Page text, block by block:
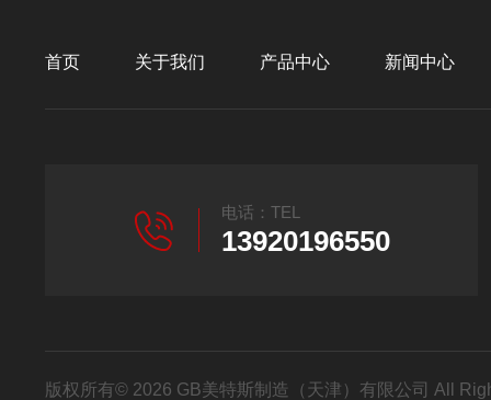
首页 关于我们 产品中心 新闻中心
电话：TEL
13920196550
版权所有© 2026 GB美特斯制造（天津）有限公司 All